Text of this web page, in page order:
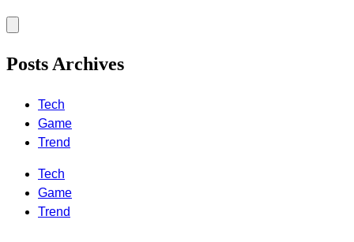
Posts Archives
Tech
Game
Trend
Tech
Game
Trend